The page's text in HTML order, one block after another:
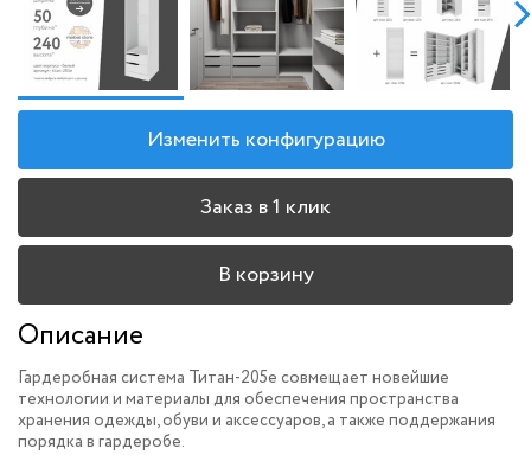
Изменить конфигурацию
Заказ в 1 клик
В корзину
Описание
Гардеробная система Титан-205e совмещает новейшие
технологии и материалы для обеспечения пространства
хранения одежды, обуви и аксессуаров, а также поддержания
порядка в гардеробе.